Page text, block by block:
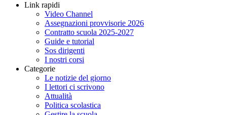
Link rapidi
Video Channel
Assegnazioni provvisorie 2026
Contratto scuola 2025-2027
Guide e tutorial
Sos dirigenti
I nostri corsi
Categorie
Le notizie del giorno
I lettori ci scrivono
Attualità
Politica scolastica